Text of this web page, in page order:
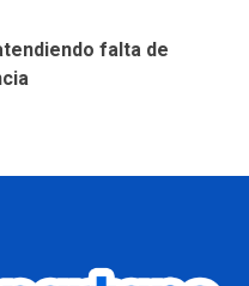
falta de